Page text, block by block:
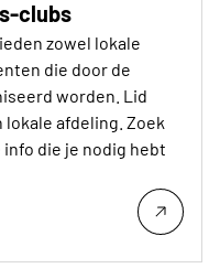
clubs
zowel lokale
die door de
worden. Lid
lokale afdeling. Zoek
die je nodig hebt